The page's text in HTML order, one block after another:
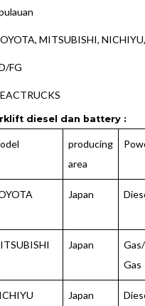
MITSUBISHI,
FG
diesel dan battery :
producing
area
Japan
Japan
Gas
Japan